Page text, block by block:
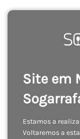
Site em
Estamos a
Voltaremos a